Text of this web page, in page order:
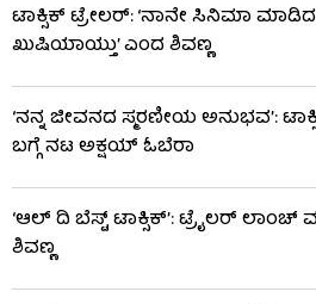
ಟಾಕ್ಸಿಕ್ ಟ್ರೇಲರ್​: ‘ನಾನೇ ಸಿನಿಮಾ
ಖುಷಿಯಾಯ್ತು’ ಎಂದ ಶಿವಣ್ಣ
‘ನನ್ನ ಜೀವನದ ಸ್ಮರಣೀಯ ಅನುಭವ’:
ಬಗ್ಗೆ ನಟ ಅಕ್ಷಯ್ ಓಬೆರಾ
‘ಆಲ್​ ದಿ ಬೆಸ್ಟ್​ ಟಾಕ್ಸಿಕ್’: ಟ್ರೈಲರ್​ ಲಾಂಚ್
ಶಿವಣ್ಣ